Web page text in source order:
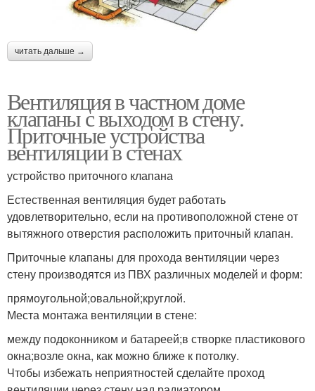
читать дальше →
Вентиляция в частном доме
клапаны с выходом в стену.
Приточные устройства
вентиляции в стенах
устройство приточного клапана
Естественная вентиляция будет работать
удовлетворительно, если на противоположной стене от
вытяжного отверстия расположить приточный клапан.
Приточные клапаны для прохода вентиляции через
стену производятся из ПВХ различных моделей и форм:
прямоугольной;овальной;круглой.
Места монтажа вентиляции в стене:
между подоконником и батареей;в створке пластикового
окна;возле окна, как можно ближе к потолку.
Чтобы избежать неприятностей сделайте проход